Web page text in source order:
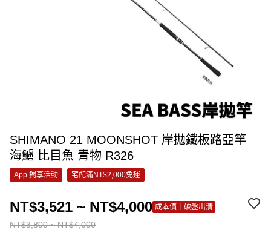
SHIMANO 21 MOONSHOT 岸拋鐵板路亞竿
海鱸 比目魚 青物 R326
App 獨享活動 宅配滿NT$2,000免運
NT$3,800 ~ NT$4,000
NT$3,521 ~ NT$4,000 成本價｜破盤出清